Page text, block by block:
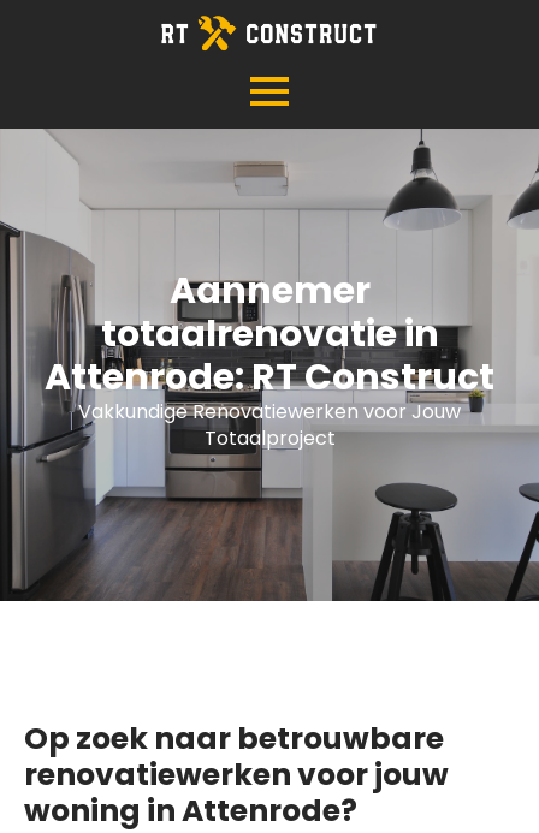
Aannemer
totaalrenovatie in
Attenrode: RT Construct
Vakkundige Renovatiewerken voor Jouw
Totaalproject
Op zoek naar betrouwbare
renovatiewerken voor jouw
woning in Attenrode?